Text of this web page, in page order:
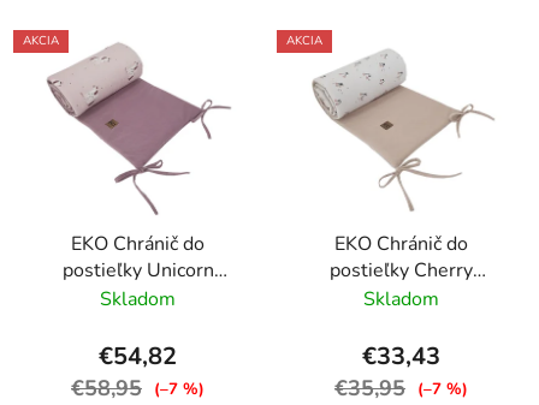
AKCIA
EKO Chránič do
postieľky Unicorn
360x35cm
Skladom
€54,82
€58,95 (–7 %)
AKCIA
EKO Chránič do
postieľky Cherry
180x35cm
Skladom
€33,43
€35,95 (–7 %)